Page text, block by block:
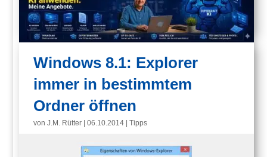
Windows 8.1: Explorer
immer in bestimmtem
Ordner öffnen
vonJ.M. Rütter |06.10.2014 |Tipps